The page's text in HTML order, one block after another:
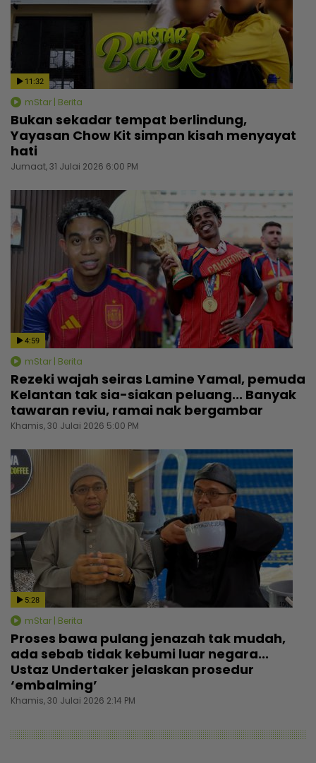
11:32
mStar | Berita
Bukan sekadar tempat berlindung,
Yayasan Chow Kit simpan kisah menyayat
hati
Jumaat, 31 Julai 2026 6:00 PM
4:59
mStar | Berita
Rezeki wajah seiras Lamine Yamal, pemuda
Kelantan tak sia-siakan peluang... Banyak
tawaran reviu, ramai nak bergambar
Khamis, 30 Julai 2026 5:00 PM
5:28
mStar | Berita
Proses bawa pulang jenazah tak mudah,
ada sebab tidak kebumi luar negara...
Ustaz Undertaker jelaskan prosedur
‘embalming’
Khamis, 30 Julai 2026 2:14 PM